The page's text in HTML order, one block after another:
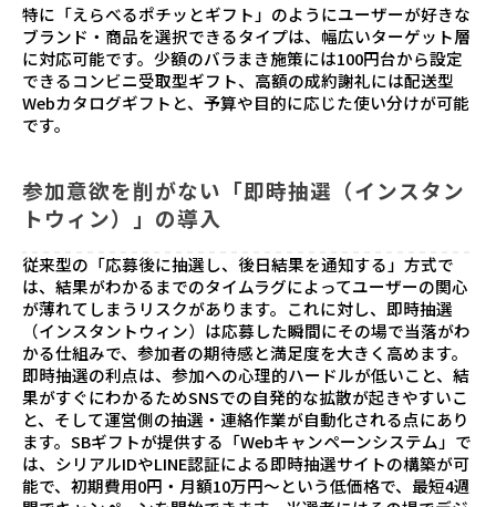
特に「えらべるポチッとギフト」のようにユーザーが好きな
ブランド・商品を選択できるタイプは、幅広いターゲット層
に対応可能です。少額のバラまき施策には100円台から設定
できるコンビニ受取型ギフト、高額の成約謝礼には配送型
Webカタログギフトと、予算や目的に応じた使い分けが可能
です。
参加意欲を削がない「即時抽選（インスタン
トウィン）」の導入
従来型の「応募後に抽選し、後日結果を通知する」方式で
は、結果がわかるまでのタイムラグによってユーザーの関心
が薄れてしまうリスクがあります。これに対し、即時抽選
（インスタントウィン）は応募した瞬間にその場で当落がわ
かる仕組みで、参加者の期待感と満足度を大きく高めます。
即時抽選の利点は、参加への心理的ハードルが低いこと、結
果がすぐにわかるためSNSでの自発的な拡散が起きやすいこ
と、そして運営側の抽選・連絡作業が自動化される点にあり
ます。SBギフトが提供する「Webキャンペーンシステム」で
は、シリアルIDやLINE認証による即時抽選サイトの構築が可
能で、初期費用0円・月額10万円～という低価格で、最短4週